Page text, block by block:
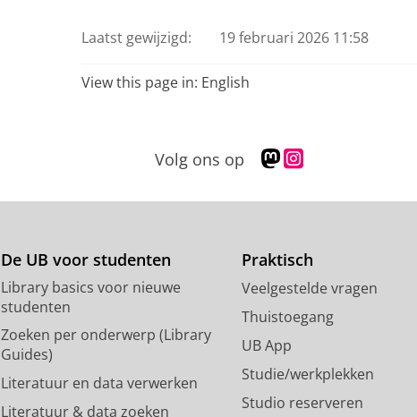
Laatst gewijzigd: 19 februari 2026 11:58
View this page in: English
Volg ons op
M
s
d
n
p
o
f
s
g
a
m
c
De UB voor studenten
Library basics voor nieuwe
studenten
Zoeken per onderwerp (Library
Guides)
Literatuur en data verwerken
Literatuur & data zoeken
Praktisch
Veelgestelde vragen
Thuistoegang
UB App
Studie/werkplekken
Studio reserveren